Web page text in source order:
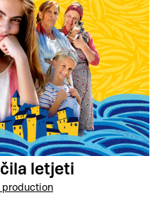
letjeti
production